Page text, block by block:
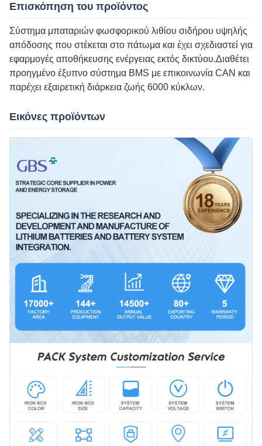
Επισκόπηση του προϊόντος
Σύστημα μπαταριών φωσφορικού λιθίου σιδήρου υψηλής
απόδοσης που στέκεται στο πάτωμα και έχει σχεδιαστεί για
εφαρμογές αποθήκευσης ενέργειας εκτός δικτύου.Διαθέτει
προηγμένο έξυπνο σύστημα BMS με επικοινωνία CAN και
παρέχει εξαιρετική διάρκεια ζωής 6000 κύκλων.
Εικόνες προϊόντων